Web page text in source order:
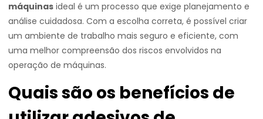
máquinas ideal é um processo que exige planejamento e
análise cuidadosa. Com a escolha correta, é possível criar
um ambiente de trabalho mais seguro e eficiente, com
uma melhor compreensão dos riscos envolvidos na
operação de máquinas.
Quais são os benefícios de